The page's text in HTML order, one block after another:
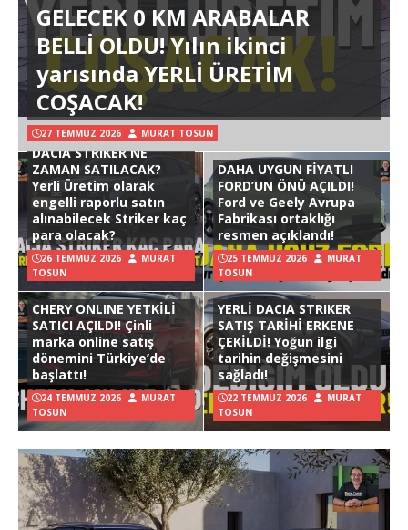
GELECEK 0 KM ARABALAR
BELLİ OLDU! Yılın ikinci
yarısında YERLİ ÜRETİM
COŞACAK!
27 TEMMUZ 2026 MURAT TOSUN
DACIA STRIKER NE
ZAMAN SATILACAK?
Yerli Üretim olarak
engelli raporlu satın
alınabilecek Striker kaç
para olacak?
26 TEMMUZ 2026
MURAT
TOSUN
DAHA UYGUN FİYATLI
FORD’UN ÖNÜ AÇILDI!
Ford ve Geely Avrupa
Fabrikası ortaklığı
resmen açıklandı!
25 TEMMUZ 2026
MURAT
TOSUN
CHERY ONLINE YETKİLİ
SATICI AÇILDI! Çinli
marka online satış
dönemini Türkiye’de
başlattı!
24 TEMMUZ 2026
MURAT
TOSUN
YERLİ DACIA STRIKER
SATIŞ TARİHİ ERKENE
ÇEKİLDİ! Yoğun ilgi
tarihin değişmesini
sağladı!
22 TEMMUZ 2026
MURAT
TOSUN